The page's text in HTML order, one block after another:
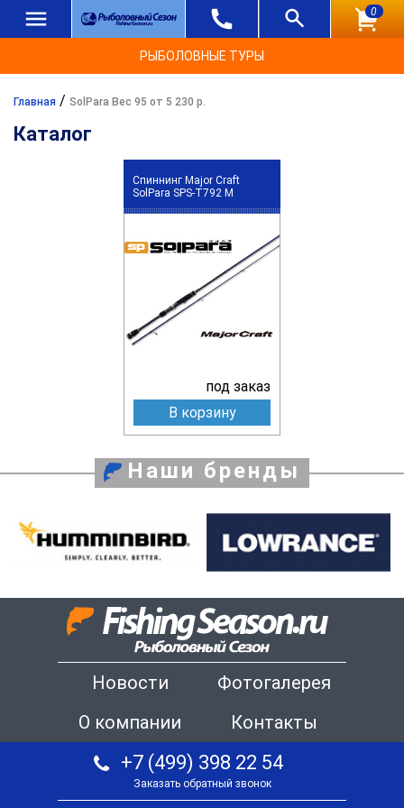
0
РЫБОЛОВНЫЕ ТУРЫ
Главная / SolPara Вес 95 от 5 230 р.
Каталог
Спиннинг Major Craft
SolPara SPS-T792 M
под заказ
В корзину
Наши бренды
Новости
Фотогалерея
О компании
Контакты
+7 (499) 398 22 54
Заказать обратный звонок